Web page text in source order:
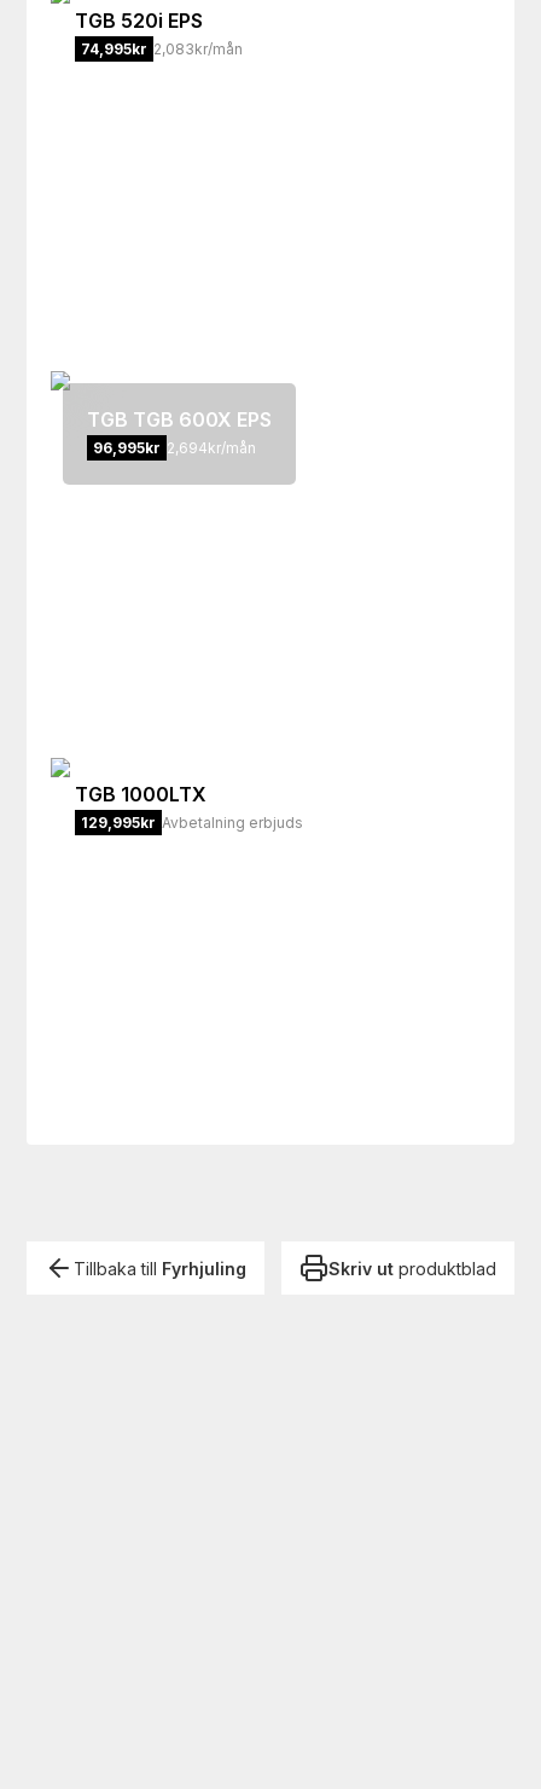
TGB 520i EPS
74,995kr 2,083kr/mån
TGB TGB 600X EPS
96,995kr 2,694kr/mån
TGB 1000LTX
129,995kr Avbetalning erbjuds
Tillbaka till Fyrhjuling Skriv utproduktblad